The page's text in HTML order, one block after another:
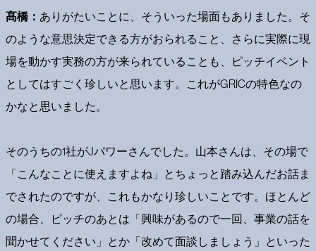
髙橋： ありがたいことに、そういった場面もありました。そ
のような意思決定できる方がおられること、さらに実際に現
場を動かす実務の方が来られていることも、ピッチイベント
としてはすごく珍しいと思います。これがGRICの特色なの
かなと思いました。
そのうちの1社がJパワーさんでした。山本さんは、その場で
「こんなことに使えますよね」とちょっと踏み込んだお話ま
でされたのですが、これもかなり珍しいことです。ほとんど
の場合、ピッチのあとは「興味があるので一回、事業の話を
聞かせてください」とか「改めて面談しましょう」といった